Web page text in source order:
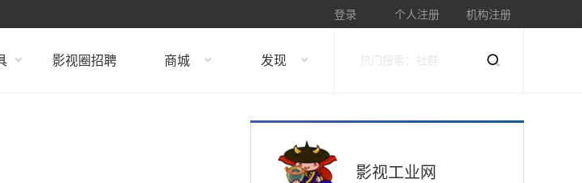
登录 个人注册 机构注册
影视圈招聘 商城 发现
影视工业网